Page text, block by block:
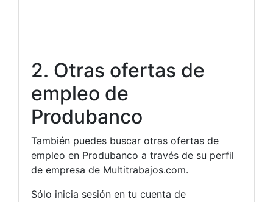
2. Otras ofertas de
empleo de
Produbanco
También puedes buscar otras ofertas de
empleo en Produbanco a través de su perfil
de empresa de Multitrabajos.com.
Sólo inicia sesión en tu cuenta de